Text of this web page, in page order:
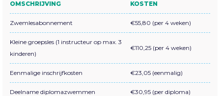
OMSCHRIJVING KOSTEN
Zwemlesabonnement €55,80 (per 4 weken)
Kleine groepsles (1 instructeur op max. 3
kinderen)
€110,25 (per 4 weken)
Eenmalige inschrijfkosten €23,05 (eenmalig)
Deelname diplomazwemmen €30,95 (per diploma)